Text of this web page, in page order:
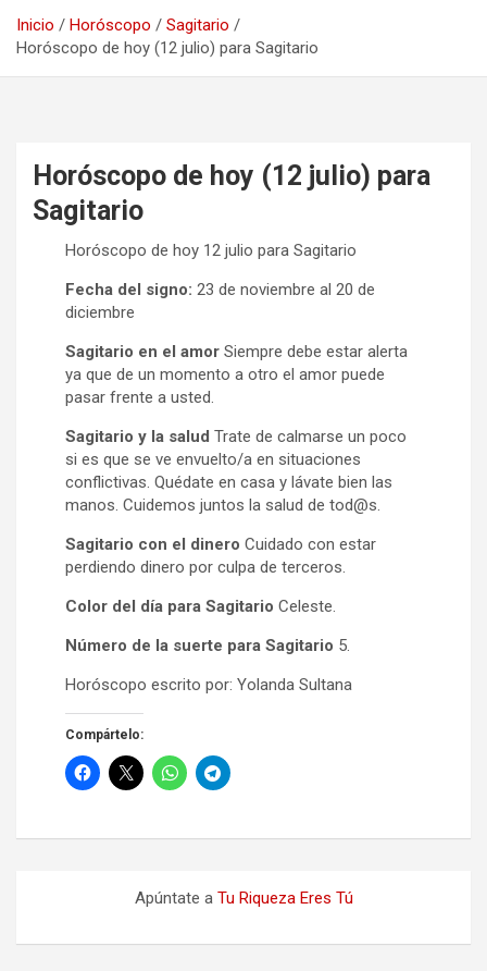
Inicio Horóscopo
Sagitario
Horóscopo de hoy (12 julio) para Sagitario
Horóscopo de hoy (12 julio) para
Sagitario
Horóscopo de hoy 12 julio para Sagitario
Fecha del signo: 23 de noviembre al 20 de
diciembre
Sagitario en el amor Siempre debe estar alerta
ya que de un momento a otro el amor puede
pasar frente a usted.
Sagitario y la salud Trate de calmarse un poco
si es que se ve envuelto/a en situaciones
conflictivas. Quédate en casa y lávate bien las
manos. Cuidemos juntos la salud de tod@s.
Sagitario con el dinero Cuidado con estar
perdiendo dinero por culpa de terceros.
Color del día para Sagitario Celeste.
Número de la suerte para Sagitario 5.
Horóscopo escrito por: Yolanda Sultana
Compártelo:
Apúntate a Tu Riqueza Eres Tú